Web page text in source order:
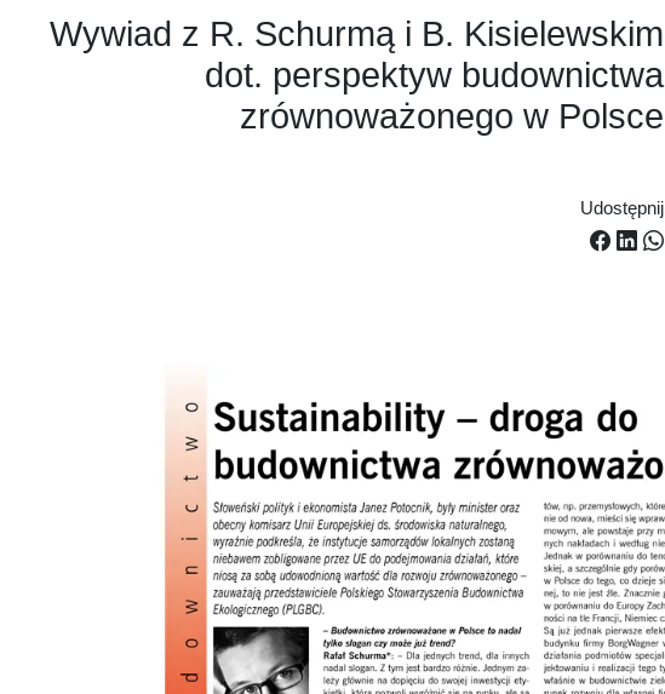
Wywiad z R. Schurmą i B. Kisielewskim
dot. perspektyw budownictwa
zrównoważonego w Polsce
Udostępnij